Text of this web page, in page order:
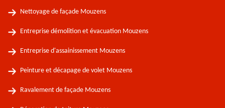
Nettoyage de façade Mouzens
Entreprise démolition et évacuation Mouzens
Entreprise d'assainissement Mouzens
Peinture et décapage de volet Mouzens
Ravalement de façade Mouzens